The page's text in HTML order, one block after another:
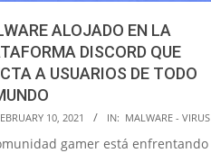
ALOJADO EN LA
DISCORD QUE
A USUARIOS DE TODO
10, 2021 IN: MALWARE - VIRUS
gamer está enfrentando